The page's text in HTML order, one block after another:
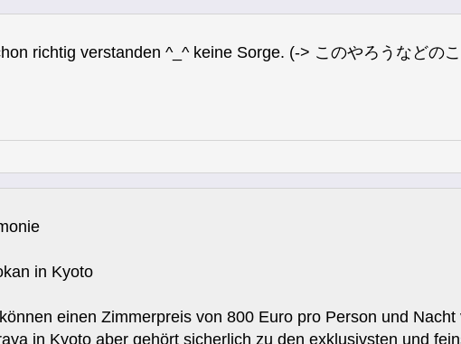
richtig verstanden ^_^ keine Sorge. (-> このやろうなどのこ
in Kyoto
einen Zimmerpreis von 800 Euro pro Person und
in Kyoto aber gehört sicherlich zu den exklusivsten und